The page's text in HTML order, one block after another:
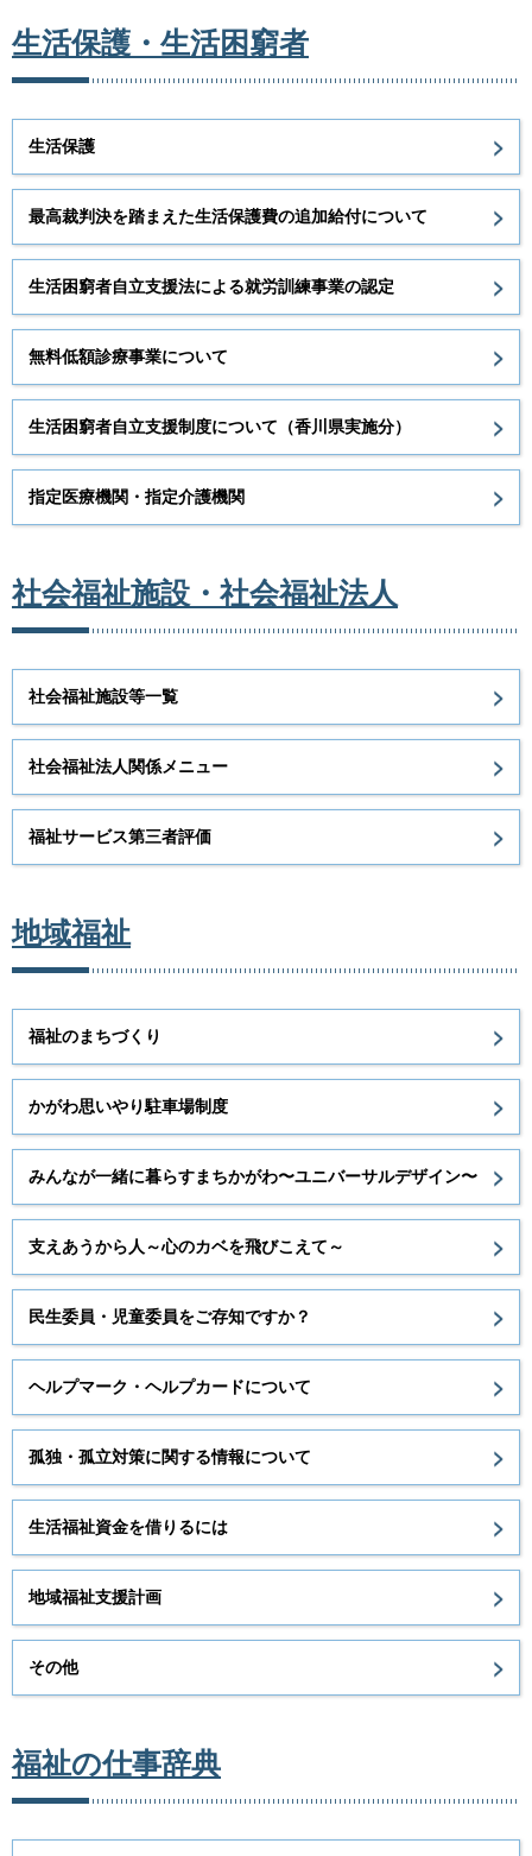
生活保護・生活困窮者
生活保護
最高裁判決を踏まえた生活保護費の追加給付について
生活困窮者自立支援法による就労訓練事業の認定
無料低額診療事業について
生活困窮者自立支援制度について（香川県実施分）
指定医療機関・指定介護機関
社会福祉施設・社会福祉法人
社会福祉施設等一覧
社会福祉法人関係メニュー
福祉サービス第三者評価
地域福祉
福祉のまちづくり
かがわ思いやり駐車場制度
みんなが一緒に暮らすまちかがわ〜ユニバーサルデザイン〜
支えあうから人～心のカベを飛びこえて～
民生委員・児童委員をご存知ですか？
ヘルプマーク・ヘルプカードについて
孤独・孤立対策に関する情報について
生活福祉資金を借りるには
地域福祉支援計画
その他
福祉の仕事辞典